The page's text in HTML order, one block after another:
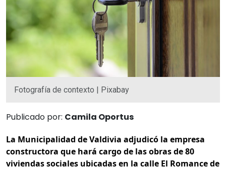
Fotografía de contexto | Pixabay
Publicado por: Camila Oportus
La Municipalidad de Valdivia adjudicó la empresa
constructora que hará cargo de las obras de 80
viviendas sociales ubicadas en la calle El Romance de